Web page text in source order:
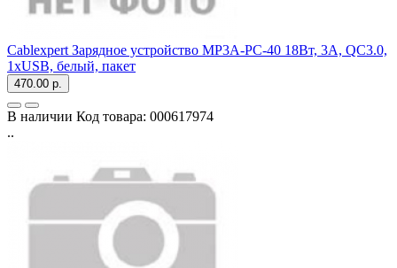
Cablexpert Зарядное устройство MP3A-PC-40 18Вт, 3А, QC3.0,
1xUSB, белый, пакет
470.00 р.
В наличии Код товара: 000617974
..